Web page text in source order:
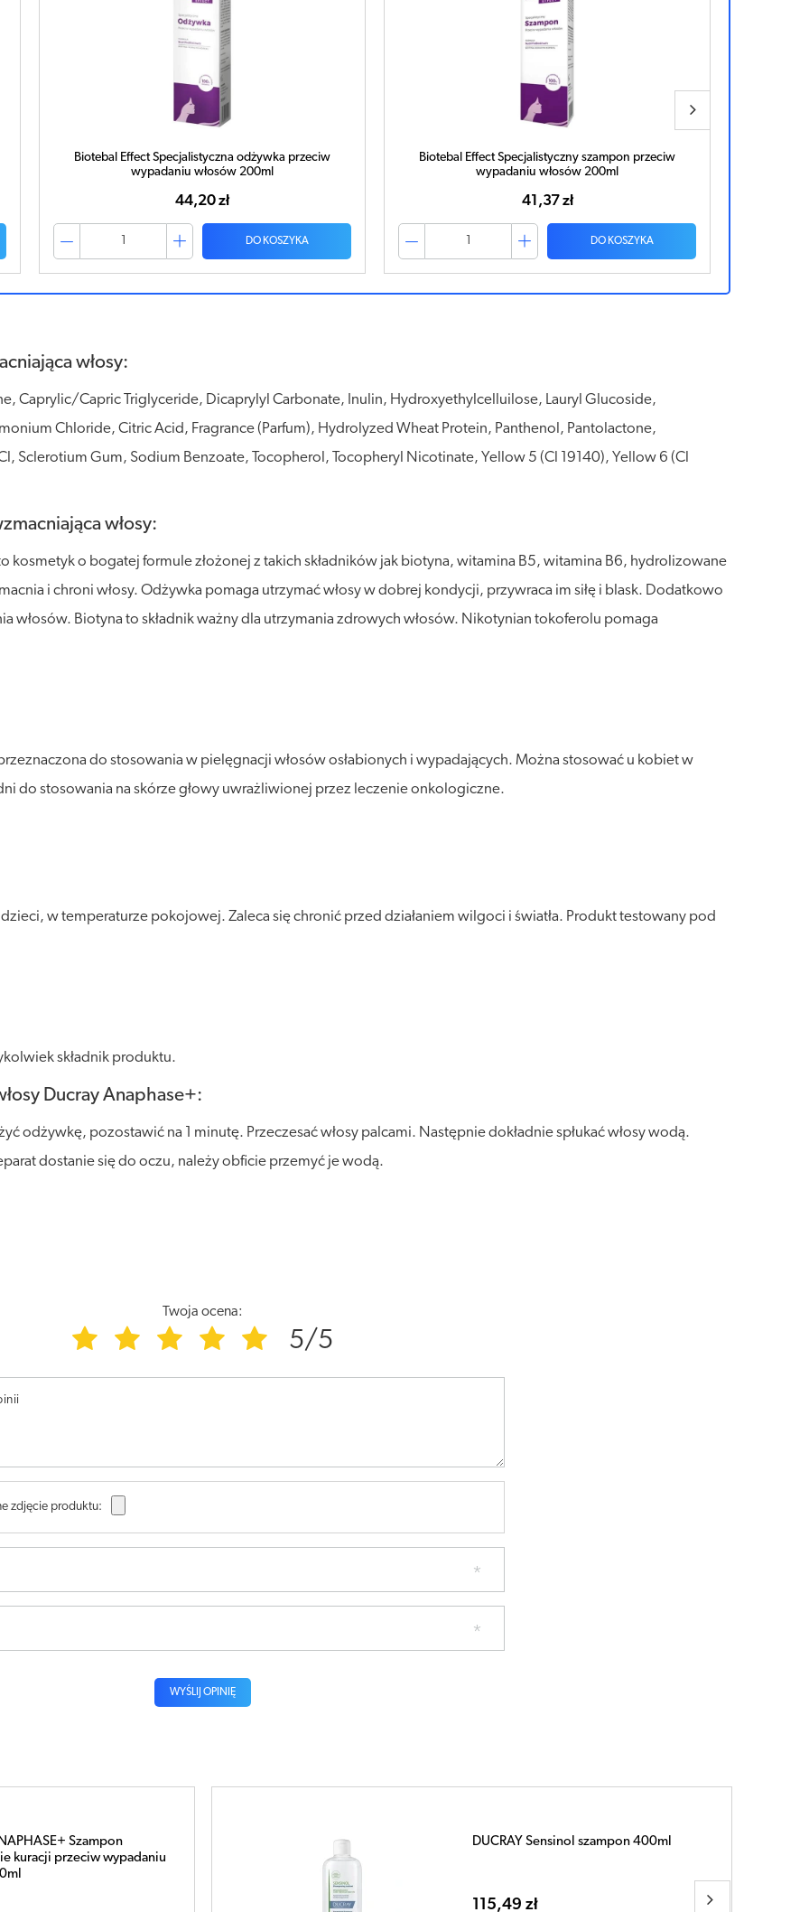
Biotebal Effect Specjalistyczny szampon przeciw
wypadaniu włosów 200ml
41,37 zł
DO KOSZYKA
Biotebal Effect Specjalistyczne serum spray przeciw
wypadaniu włosów 130ml
46,23 zł
DO KOSZYKA
włosy:
Caprylic/Capric Triglyceride, Dicaprylyl Carbonate, Inulin, Hydroxyethylcelluilose, Lauryl Glucoside,
Chloride, Citric Acid, Fragrance (Parfum), Hydrolyzed Wheat Protein, Panthenol, Pantolactone,
Sclerotium Gum, Sodium Benzoate, Tocopherol, Tocopheryl Nicotinate, Yellow 5 (Cl 19140), Yellow 6 (Cl
włosy:
kosmetyk o bogatej formule złożonej z takich składników jak biotyna, witamina B5, witamina B6, hydrolizowane
i chroni włosy. Odżywka pomaga utrzymać włosy w dobrej kondycji, przywraca im siłę i blask. Dodatkowo
włosów. Biotyna to składnik ważny dla utrzymania zdrowych włosów. Nikotynian tokoferolu pomaga
do stosowania w pielęgnacji włosów osłabionych i wypadających. Można stosować u kobiet w
do stosowania na skórze głowy uwrażliwionej przez leczenie onkologiczne.
w temperaturze pokojowej. Zaleca się chronić przed działaniem wilgoci i światła. Produkt testowany pod
składnik produktu.
Ducray Anaphase+:
odżywkę, pozostawić na 1 minutę. Przeczesać włosy palcami. Następnie dokładnie spłukać włosy wodą.
dostanie się do oczu, należy obficie przemyć je wodą.
Twoja ocena:
5/5
zdjęcie produktu:
WYŚLIJ OPINIĘ
szampon 400ml
Alopexy 50mg/ml roztwór na skórę 3
110,68 zł